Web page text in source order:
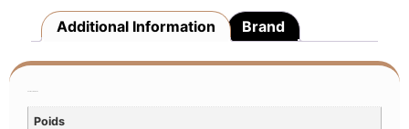
Additional Information Brand
Poids